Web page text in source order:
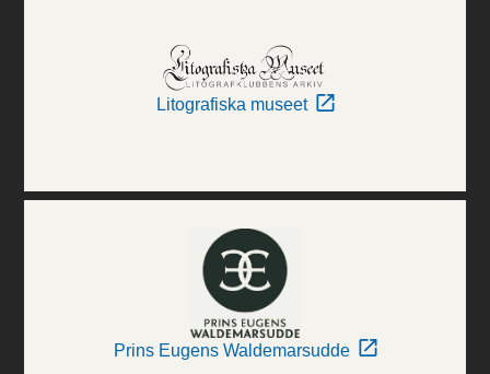
Litografiska museet
Prins Eugens Waldemarsudde